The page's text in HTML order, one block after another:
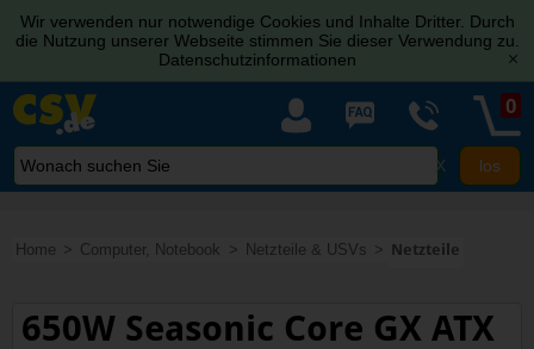
Wir verwenden nur notwendige Cookies und Inhalte Dritter. Durch
die Nutzung unserer Webseite stimmen Sie dieser Verwendung zu.
Datenschutzinformationen
[x]
X
0
Home Computer, Notebook Netzteile & USVs Netzteile
650W Seasonic Core GX ATX